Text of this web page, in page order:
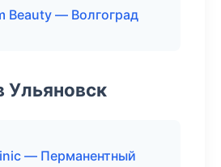
Beauty — Волгоград
Ульяновск
— Перманентный